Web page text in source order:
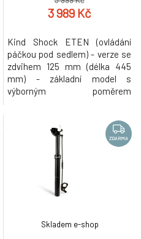
3 989 Kč
Kind Shock ETEN (ovládání
páčkou pod sedlem) - verze se
zdvihem 125 mm (délka 445
mm) - základní model s
výborným poměrem
okamžitou změnu výšky sedla
bez nutnosti sestoupit z kola a
to i za jízdy. Snadné ovládání
pomocí páčky umístěné pod
sedlem materiál: tělo slitina
Alloy plynový sys
ZDARMA
Skladem e-shop